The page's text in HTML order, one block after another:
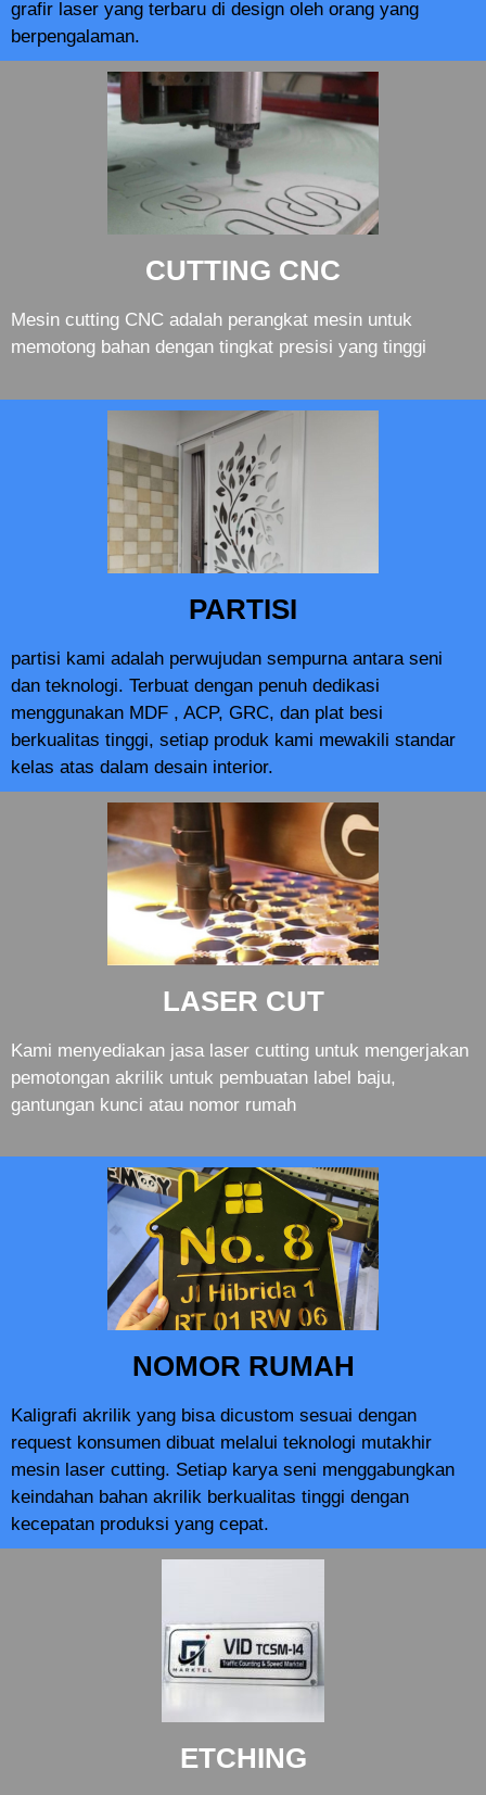
grafir laser yang terbaru di design oleh orang yang
berpengalaman.
CUTTING CNC
Mesin cutting CNC adalah perangkat mesin untuk
memotong bahan dengan tingkat presisi yang tinggi
PARTISI
partisi kami adalah perwujudan sempurna antara seni
dan teknologi. Terbuat dengan penuh dedikasi
menggunakan MDF , ACP, GRC, dan plat besi
berkualitas tinggi, setiap produk kami mewakili standar
kelas atas dalam desain interior.
LASER CUT
Kami menyediakan jasa laser cutting untuk mengerjakan
pemotongan akrilik untuk pembuatan label baju,
gantungan kunci atau nomor rumah
NOMOR RUMAH
Kaligrafi akrilik yang bisa dicustom sesuai dengan
request konsumen dibuat melalui teknologi mutakhir
mesin laser cutting. Setiap karya seni menggabungkan
keindahan bahan akrilik berkualitas tinggi dengan
kecepatan produksi yang cepat.
ETCHING